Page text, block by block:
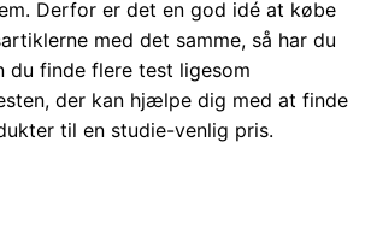
Derfor er det en god idé at købe
med det samme, så har du
du finde flere test ligesom
der kan hjælpe dig med at finde
til en studie-venlig pris.